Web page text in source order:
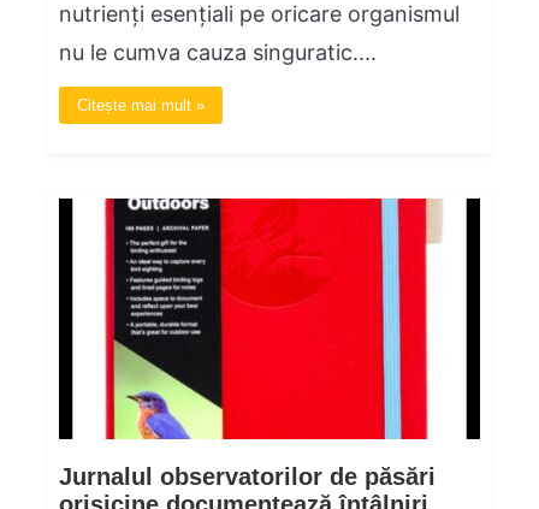
nutrienți esențiali pe oricare organismul
nu le cumva cauza singuratic....
Citește mai mult »
Jurnalul observatorilor de păsări